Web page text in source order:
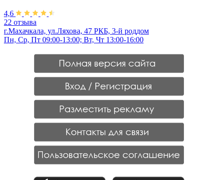
4,6
22 отзыва
г.Махачкала, ул.Ляхова, 47 РКБ, 3-й роддом
Пн, Ср, Пт 09:00-13:00; Вт, Чт 13:00-16:00